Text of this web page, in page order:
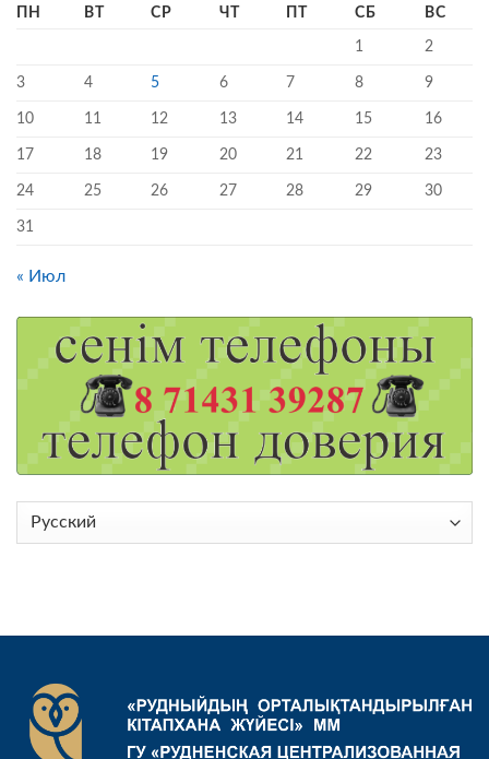
ПН ВТ СР ЧТ ПТ СБ ВС
1 2
3 4 5 6 7 8 9
10 11 12 13 14 15 16
17 18 19 20 21 22 23
24 25 26 27 28 29 30
31
« Июл
Выбрать